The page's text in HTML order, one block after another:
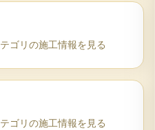
ゴリの施工情報を見る
ゴリの施工情報を見る